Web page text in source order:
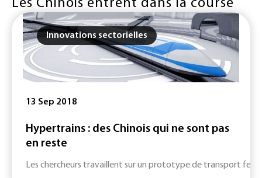
Les Chinois entrent dans la course
Innovations sectorielles
13 Sep 2018
Hypertrains : des Chinois qui ne sont pas
en reste
Les chercheurs travaillent sur un prototype de transport